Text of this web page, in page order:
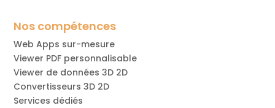
Nos compétences
Web Apps sur-mesure
Viewer PDF personnalisable
Viewer de données 3D 2D
Convertisseurs 3D 2D
Services dédiés